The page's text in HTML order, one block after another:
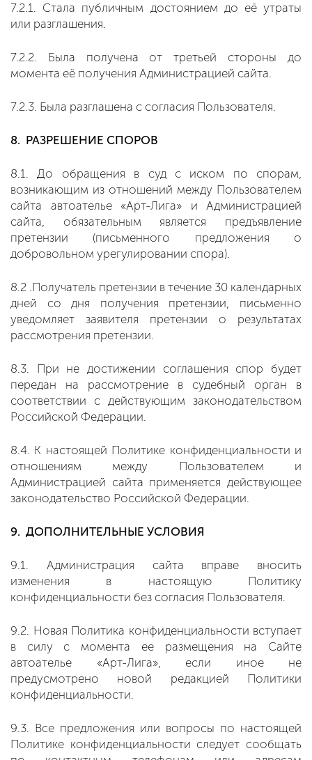
7.2.1. Стала публичным достоянием до её утраты
или разглашения.
7.2.2. Была получена от третьей стороны до
момента её получения Администрацией сайта.
7.2.3. Была разглашена с согласия Пользователя.
8. РАЗРЕШЕНИЕ СПОРОВ
8.1. До обращения в суд с иском по спорам,
возникающим из отношений между Пользователем
сайта автоателье «Арт-Лига» и Администрацией
сайта, обязательным является предъявление
претензии (письменного предложения о
добровольном урегулировании спора).
8.2 .Получатель претензии в течение 30 календарных
дней со дня получения претензии, письменно
уведомляет заявителя претензии о результатах
рассмотрения претензии.
8.3. При не достижении соглашения спор будет
передан на рассмотрение в судебный орган в
соответствии с действующим законодательством
Российской Федерации.
8.4. К настоящей Политике конфиденциальности и
отношениям между Пользователем и
Администрацией сайта применяется действующее
законодательство Российской Федерации.
9. ДОПОЛНИТЕЛЬНЫЕ УСЛОВИЯ
9.1. Администрация сайта вправе вносить
изменения в настоящую Политику
конфиденциальности без согласия Пользователя.
9.2. Новая Политика конфиденциальности вступает
в силу с момента ее размещения на Сайте
автоателье «Арт-Лига», если иное не
предусмотрено новой редакцией Политики
конфиденциальности.
9.3. Все предложения или вопросы по настоящей
Политике конфиденциальности следует сообщать